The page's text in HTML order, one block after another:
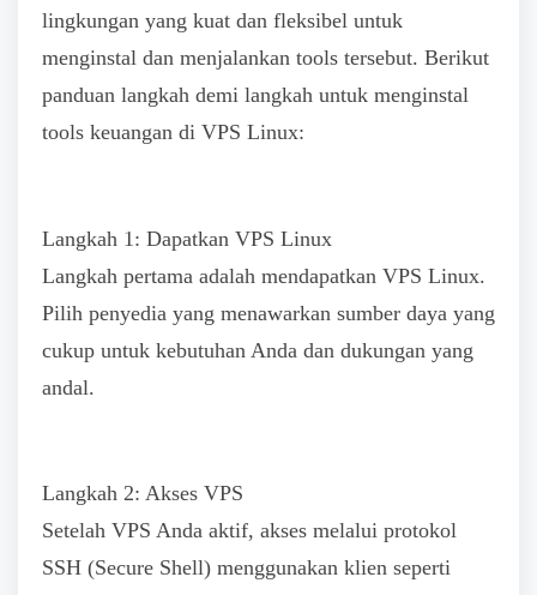
lingkungan yang kuat dan fleksibel untuk
menginstal dan menjalankan tools tersebut. Berikut
panduan langkah demi langkah untuk menginstal
tools keuangan di VPS Linux:
Langkah 1: Dapatkan VPS Linux
Langkah pertama adalah mendapatkan VPS Linux.
Pilih penyedia yang menawarkan sumber daya yang
cukup untuk kebutuhan Anda dan dukungan yang
andal.
Langkah 2: Akses VPS
Setelah VPS Anda aktif, akses melalui protokol
SSH (Secure Shell) menggunakan klien seperti